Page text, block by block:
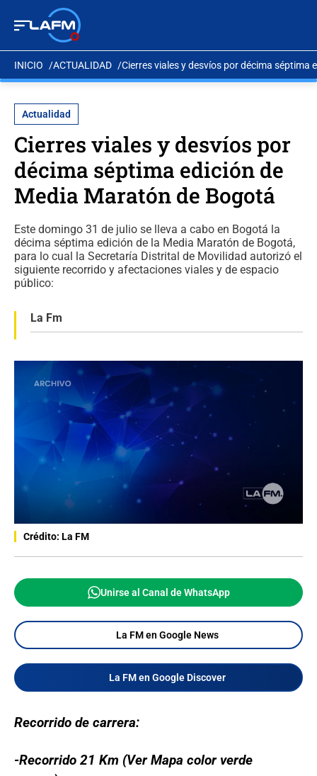
INICIO ACTUALIDAD Cierres viales y desvíos por décima séptima
Actualidad
Cierres viales y desvíos por
décima séptima edición de
Media Maratón de Bogotá
Este domingo 31 de julio se lleva a cabo en Bogotá la
décima séptima edición de la Media Maratón de Bogotá,
para lo cual la Secretaría Distrital de Movilidad autorizó el
siguiente recorrido y afectaciones viales y de espacio
público:
La Fm
Crédito: La FM
Unirse al Canal de WhatsApp
La FM en Google News
La FM en Google Discover
Recorrido de carrera:
-Recorrido 21 Km (Ver Mapa color verde